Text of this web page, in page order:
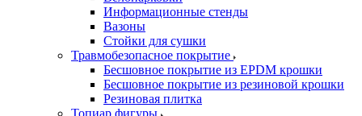
Информационные стенды
Вазоны
Стойки для сушки
Травмобезопасное покрытие
Бесшовное покрытие из EPDM крошки
Бесшовное покрытие из резиновой крошки
Резиновая плитка
Топиар фигуры